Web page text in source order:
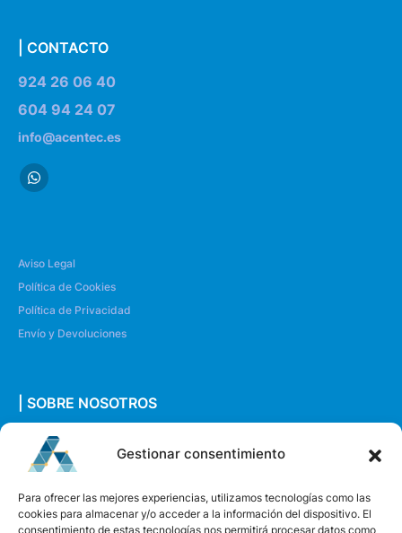
Gestionar consentimiento
Para ofrecer las mejores experiencias, utilizamos tecnologías como las
cookies para almacenar y/o acceder a la información del dispositivo. El
consentimiento de estas tecnologías nos permitirá procesar datos como
| CONTACTO
924 26 06 40
604 94 24 07
info@acentec.es
Aviso Legal
Política de Cookies
Política de Privacidad
Envío y Devoluciones
| SOBRE NOSOTROS
Quiénes somos
Envíanos un mensaje